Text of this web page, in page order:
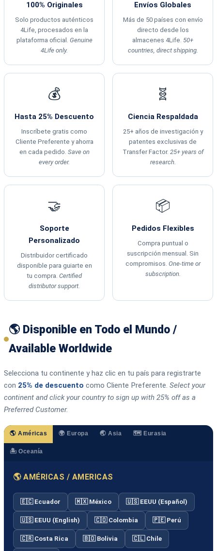
100% Originales
Solo productos auténticos
4Life, procesados en la
plataforma oficial. Genuine
4Life only.
Envíos Globales
Más de 50 países con envío
directo desde los
almacenes 4Life. 50+
countries, direct shipping.
💰
Hasta 25% Descuento
Inscríbete gratis como
Cliente Preferente y ahorra
en cada pedido. Save on
every order.
🧬
Ciencia Respaldada
25+ años de investigación y
patentes exclusivas de
Transfer Factor. 25+ years of
research.
🤝
Soporte
Personalizado
Distribuidor certificado
disponible para guiarte en
tu compra. Certified
distributor support.
📦
Pedidos Flexibles
Compra puntual o
suscripción mensual. Sin
compromisos. One-time or
subscription.
🌎 Disponible en Todo el Mundo /
Available Worldwide
Selecciona tu continente y haz clic en tu país para registrarte
con 25% de descuento como Cliente Preferente. Select your
continent and click your country to sign up with 25% off as a
Preferred Customer.
🌎 Américas 🌍 Europa 🌏 Asia 🗺️ Eurasia
🏝️ Oceanía
🌎 AMÉRICAS / AMERICAS
🇪🇨 Ecuador 🇲🇽 México 🇺🇸 EEUU (Español)
🇺🇸 EEUU (English) 🇨🇴 Colombia 🇵🇪 Perú
🇨🇷 Costa Rica 🇧🇴 Bolivia 🇨🇱 Chile